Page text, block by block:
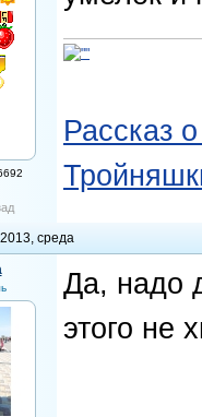
Рассказ
среда
Да, надо
этого не